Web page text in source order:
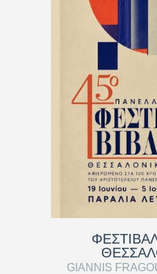
GIANNIS